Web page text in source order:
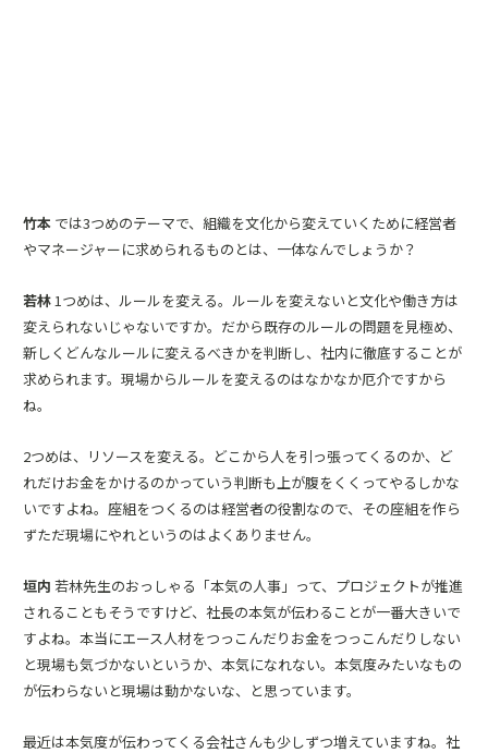
竹本 では3つめのテーマで、組織を文化から変えていくために経営者
やマネージャーに求められるものとは、一体なんでしょうか？
若林1つめは、ルールを変える。ルールを変えないと文化や働き方は
変えられないじゃないですか。だから既存のルールの問題を見極め、
新しくどんなルールに変えるべきかを判断し、社内に徹底することが
求められます。現場からルールを変えるのはなかなか厄介ですから
ね。
2つめは、リソースを変える。どこから人を引っ張ってくるのか、ど
れだけお金をかけるのかっていう判断も上が腹をくくってやるしかな
いですよね。座組をつくるのは経営者の役割なので、その座組を作ら
ずただ現場にやれというのはよくありません。
垣内 若林先生のおっしゃる「本気の人事」って、プロジェクトが推進
されることもそうですけど、社長の本気が伝わることが一番大きいで
すよね。本当にエース人材をつっこんだりお金をつっこんだりしない
と現場も気づかないというか、本気になれない。本気度みたいなもの
が伝わらないと現場は動かないな、と思っています。
最近は本気度が伝わってくる会社さんも少しずつ増えていますね。社